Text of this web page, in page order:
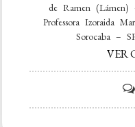
de Ramen (Lámen)
Professora Izoraida
Sorocaba –
VER